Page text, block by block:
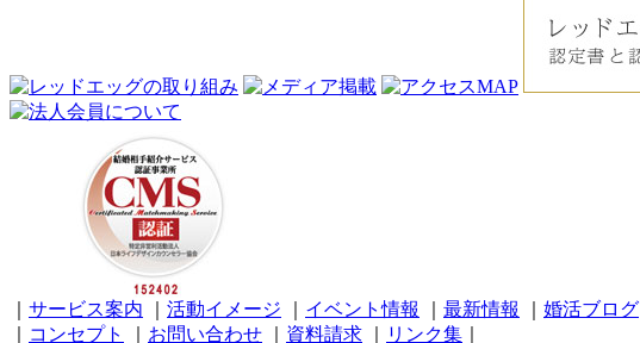
サービス案内 活動イメージ イベント情報 最新情報 婚活ブログ
コンセプト お問い合わせ 資料請求 リンク集